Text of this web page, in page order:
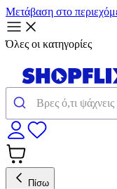
Μετάβαση στο
Όλες οι κατηγορίες
Πίσω